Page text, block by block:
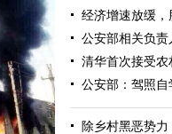
经济增速放缓
公安部相关负
清华首次接受农
公安部：驾照
除乡村黑恶势力